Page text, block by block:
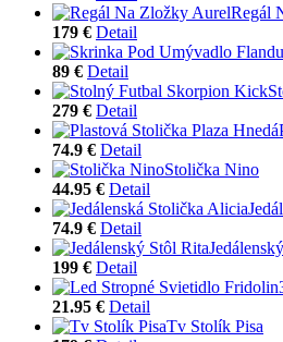
Regál
179 € Detail
89 € Detail
279 € Detail
74.9 € Detail
Stolička Nino
44.95 € Detail
74.9 € Detail
199 € Detail
21.95 € Detail
Tv Stolík Pisa